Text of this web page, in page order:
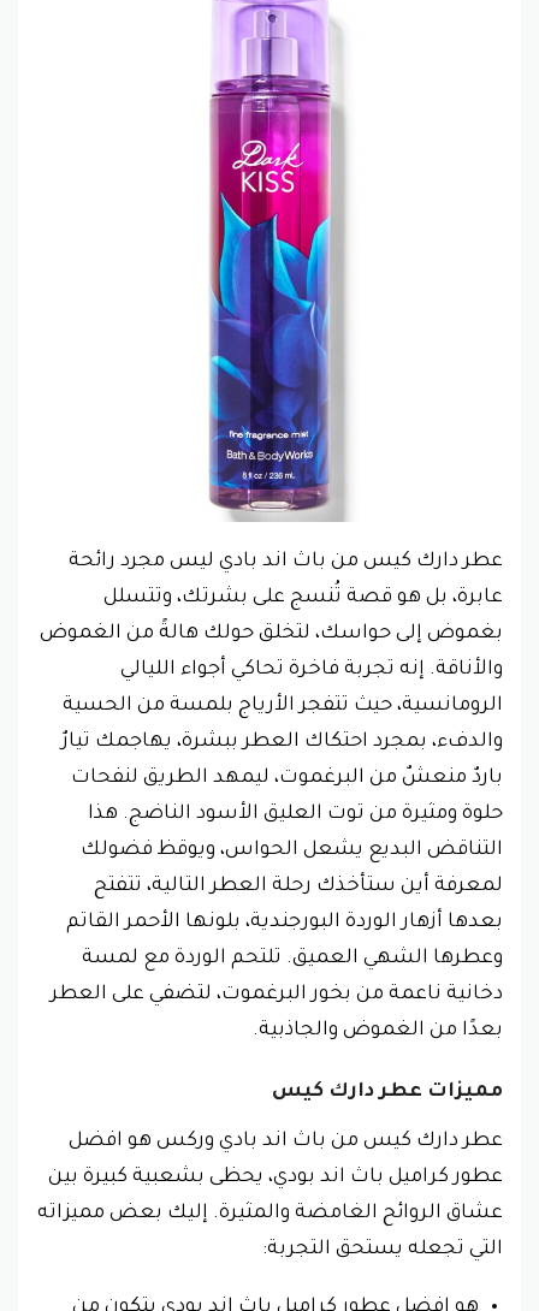
عطر دارك كيس من باث اند بادي ليس مجرد رائحة
عابرة، بل هو قصة تُنسج على بشرتك، وتتسلل
بغموض إلى حواسك، لتخلق حولك هالةً من الغموض
والأناقة. إنه تجربة فاخرة تحاكي أجواء الليالي
الرومانسية، حيث تتفجر الأرياج بلمسة من الحسية
والدفء، بمجرد احتكاك العطر ببشرة، يهاجمك تيارٌ
باردٌ منعشٌ من البرغموت، ليمهد الطريق لنفحات
حلوة ومثيرة من توت العليق الأسود الناضج. هذا
التناقض البديع يشعل الحواس، ويوقظ فضولك
لمعرفة أين ستأخذك رحلة العطر التالية، تتفتح
بعدها أزهار الوردة البورجندية، بلونها الأحمر القاتم
وعطرها الشهي العميق. تلتحم الوردة مع لمسة
دخانية ناعمة من بخور البرغموت، لتضفي على العطر
بعدًا من الغموض والجاذبية.
مميزات عطر دارك كيس
عطر دارك كيس من باث اند بادي وركس هو افضل
عطور كراميل باث اند بودي، يحظى بشعبية كبيرة بين
عشاق الروائح الغامضة والمثيرة. إليك بعض مميزاته
التي تجعله يستحق التجربة: